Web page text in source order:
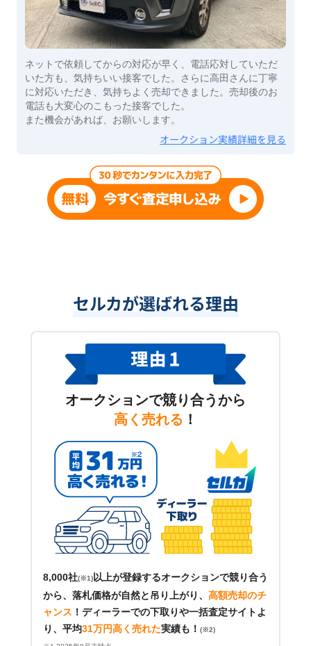
ネットで依頼してからの対応が早く、電話応対していただ
いた方も、気持ちいい接客でした。さらに高田さんに丁寧
に対応いただき、気持ちよく売却できました。売却後のお
電話も大変心のこもった接客でした。
また機会があれば、お願いします。
オークション実績詳細を見る
セルカが選ばれる理由
オークションで競り合うから
高く売れる ！
8,000社(※1)以上が登録するオークションで競り合う
から、落札価格が自然と吊り上がり、 高額売却のチ
ャンス ！ ディーラーでの下取りや一括査定サイトよ
り、平均31万円高く売れた実績も！ (※2)